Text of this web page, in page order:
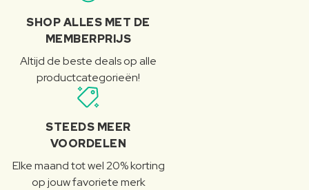
SHOP ALLES MET DE
MEMBERPRIJS
Altijd de beste deals op alle
productcategorieën!
STEEDS MEER
VOORDELEN
Elke maand tot wel 20% korting
op jouw favoriete merk